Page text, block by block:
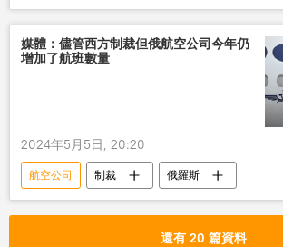
大連
媒體：儘管西方制裁但俄航空公司今年仍
增加了航班數量
2024年5月5日, 20:20
航空公司 制裁
俄羅斯
俄羅斯航空公司
航班
還有 20 篇資料